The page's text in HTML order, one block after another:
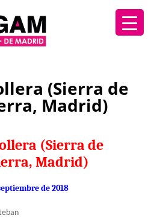
(Sierra de
Madrid)
(Sierra de
Madrid)
de 2018